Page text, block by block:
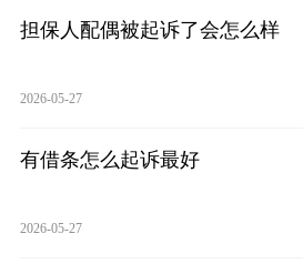
担保人配偶被起诉了会怎么样
2026-05-27
有借条怎么起诉最好
2026-05-27